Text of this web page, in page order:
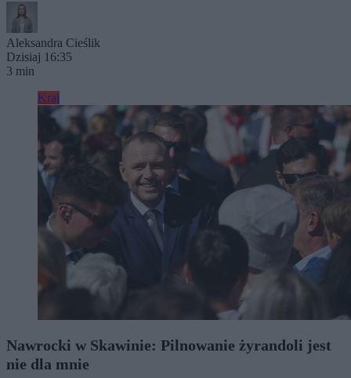
Aleksandra Cieślik
Dzisiaj 16:35
3 min
Kraj
Nawrocki w Skawinie: Pilnowanie żyrandoli jest
nie dla mnie